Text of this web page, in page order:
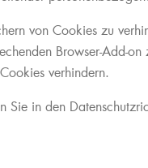
von Cookies zu
Browser-Add-
verhindern.
Sie in den